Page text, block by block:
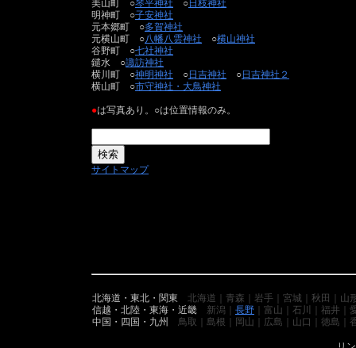
美山町 ○琴平神社 ○日枝神社
明神町 ○子安神社
元本郷町 ○多賀神社
元横山町 ○八幡八雲神社 ○横山神社
谷野町 ○七社神社
鑓水 ○諏訪神社
横川町 ○神明神社 ○日吉神社 ○日吉神社２
横山町 ○市守神社・大鳥神社
●は写真あり。○は位置情報のみ。
サイトマップ
北海道・東北・関東 北海道｜青森｜岩手｜宮城｜秋田｜山
信越・北陸・東海・近畿 新潟｜ 長野 ｜富山｜石川｜福井｜
中国・四国・九州 鳥取｜島根｜岡山｜広島｜山口｜徳島｜